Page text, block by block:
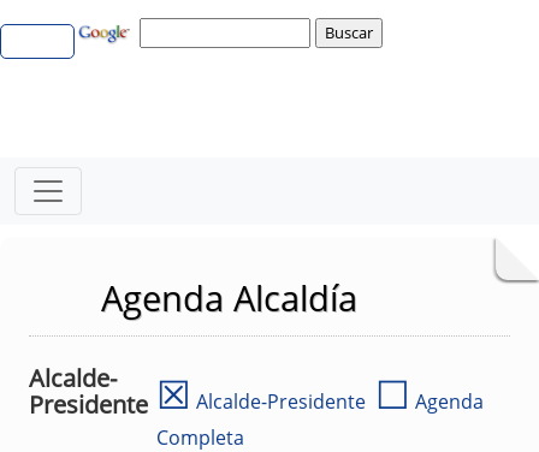
Agenda Alcaldía
Alcalde-
Presidente ☒ Alcalde-Presidente ☐ Agenda
Completa